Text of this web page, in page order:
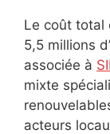
Le coût total
5,5 millions
associée à
mixte
acteurs